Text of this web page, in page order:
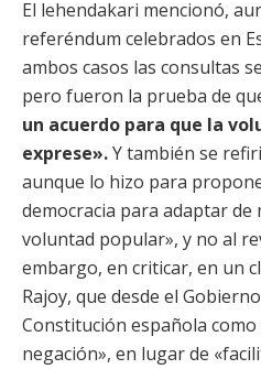
El lehendakari mencionó,
referéndum celebrados en
ambos casos las consultas
pero fueron la prueba de
un acuerdo para que la
exprese».Y también se
aunque lo hizo para
democracia para adaptar de
voluntad popular», y no al
embargo, en criticar, en un
Rajoy, que desde el
Constitución española
negación», en lugar de